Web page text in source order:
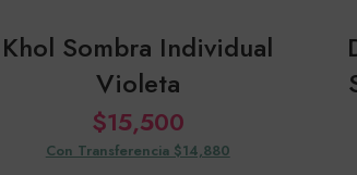
Khol Sombra Individual
Violeta
$15,500
Con Transferencia $14,880